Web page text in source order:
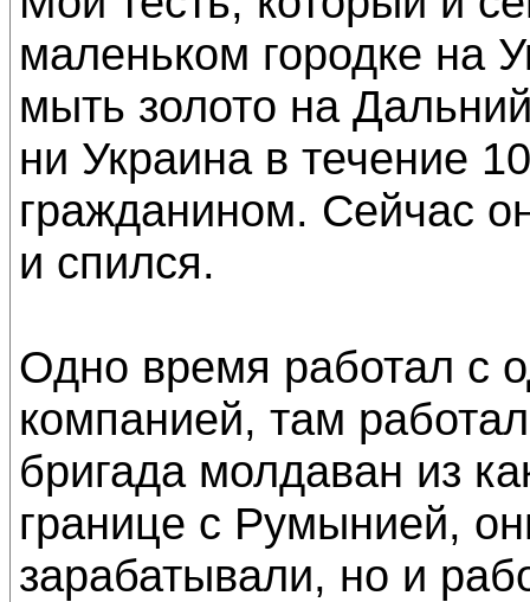
маленьком городке на
мыть золото на
ни Украина в течение
гражданином. Сейчас
и спился.
Одно время работал с
компанией, там
бригада молдаван из
границе с Румынией,
зарабатывали, но и